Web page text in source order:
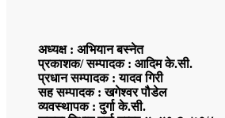
अध्यक्ष : अभियान बस्नेत
प्रकाशक/ सम्पादक : आदिम के.सी.
प्रधान सम्पादक : यादव गिरी
सह सम्पादक : खगेश्वर पौडेल
व्यवस्थापक : दुर्गा के.सी.